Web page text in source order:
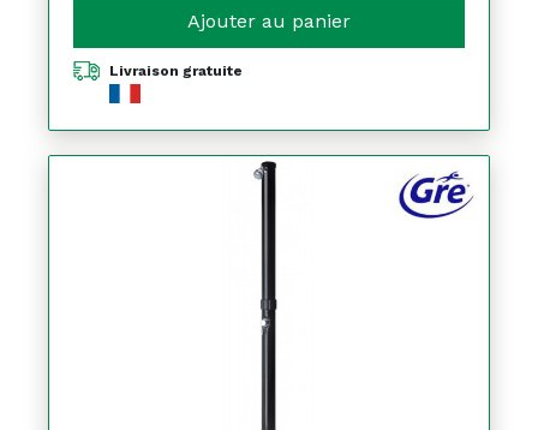
Ajouter au panier
Livraison gratuite